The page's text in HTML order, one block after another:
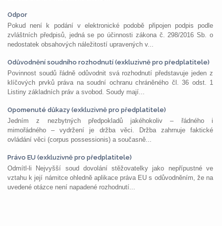
Odpor
Pokud není k podání v elektronické podobě připojen podpis podle
zvláštních předpisů, jedná se po účinnosti zákona č. 298/2016 Sb. o
nedostatek obsahových náležitostí upravených v...
Odůvodnění soudního rozhodnutí (exkluzivně pro předplatitele)
Povinnost soudů řádně odůvodnit svá rozhodnutí představuje jeden z
klíčových prvků práva na soudní ochranu chráněného čl. 36 odst. 1
Listiny základních práv a svobod. Soudy mají...
Opomenuté důkazy (exkluzivně pro předplatitele)
Jedním z nezbytných předpokladů jakéhokoliv – řádného i
mimořádného – vydržení je držba věci. Držba zahrnuje faktické
ovládání věci (corpus possessionis) a současně...
Právo EU (exkluzivně pro předplatitele)
Odmítl-li Nejvyšší soud dovolání stěžovatelky jako nepřípustné ve
vztahu k její námitce ohledně aplikace práva EU s odůvodněním, že na
uvedené otázce není napadené rozhodnutí...